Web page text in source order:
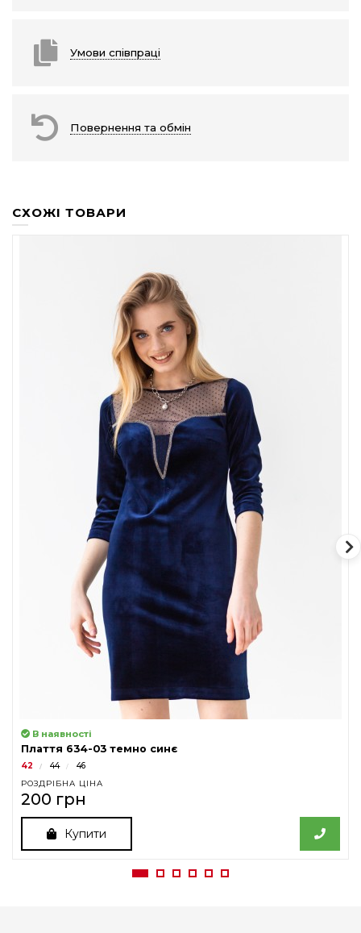
Умови співпраці
Повернення та обмін
СХОЖІ ТОВАРИ
В наявності
Плаття 634-03 темно синє
42 44 46
РОЗДРІБНА ЦІНА
200 грн
Купити